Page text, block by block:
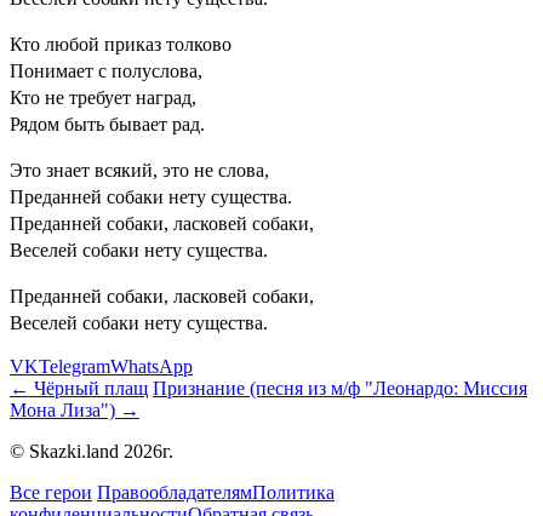
Кто любой приказ толково
Понимает с полуслова,
Кто не требует наград,
Рядом быть бывает рад.
Это знает всякий, это не слова,
Преданней собаки нету существа.
Преданней собаки, ласковей собаки,
Веселей собаки нету существа.
Преданней собаки, ласковей собаки,
Веселей собаки нету существа.
VKTelegramWhatsApp
← Чёрный плащ Признание (песня из м/ф "Леонардо: Миссия
Мона Лиза") →
© Skazki.land 2026г.
Все герои ПравообладателямПолитика